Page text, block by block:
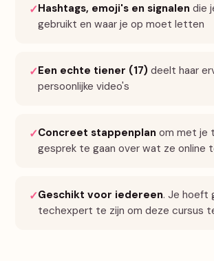
✓Hashtags, emoji's en signalen die
gebruikt en waar je op moet letten
✓Een echte tiener (17) deelt haar
persoonlijke video's
✓Concreet stappenplan om met je
gesprek te gaan over wat ze online
✓Geschikt voor iedereen. Je hoeft
techexpert te zijn om deze cursus